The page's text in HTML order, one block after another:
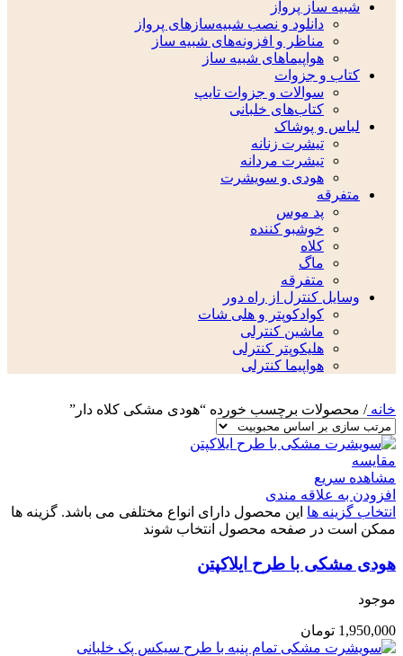
شبیه ساز پرواز
دانلود و نصب شبیه‌سازهای پرواز
مناظر و افزونه‌های شبیه ساز
هواپیماهای شبیه ساز
کتاب و جزوات
سوالات و جزوات تایپ
کتاب‌های خلبانی
لباس و پوشاک
تیشرت زنانه
تیشرت مردانه
هودی و سویشرت
متفرقه
پد موس
خوشبو کننده
کلاه
ماگ
متفرقه
وسایل کنترل از راه دور
کوادکوپتر و هلی شات
ماشین کنترلی
هلیکوپتر کنترلی
هواپیما کنترلی
خانه/ محصولات برچسب خورده “هودی مشکی کلاه دار”
مقایسه
مشاهده سریع
افزودن به علاقه مندی
انتخاب گزینه ها این محصول دارای انواع مختلفی می باشد. گزینه ها
ممکن است در صفحه محصول انتخاب شوند
هودی مشکی با طرح ایلاکپتن
موجود
1,950,000 تومان